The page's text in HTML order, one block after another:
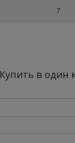
7
Купить в один